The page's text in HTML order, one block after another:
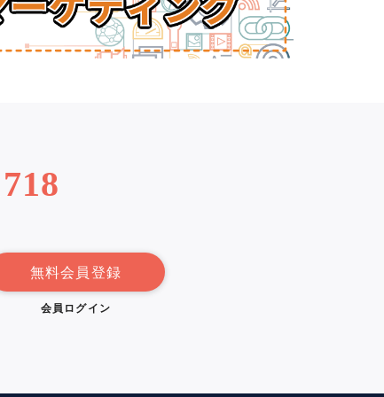
718
無料会員登録
会員ログイン